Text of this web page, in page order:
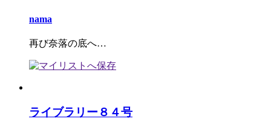
nama
再び奈落の底へ…
ライブラリー８４号